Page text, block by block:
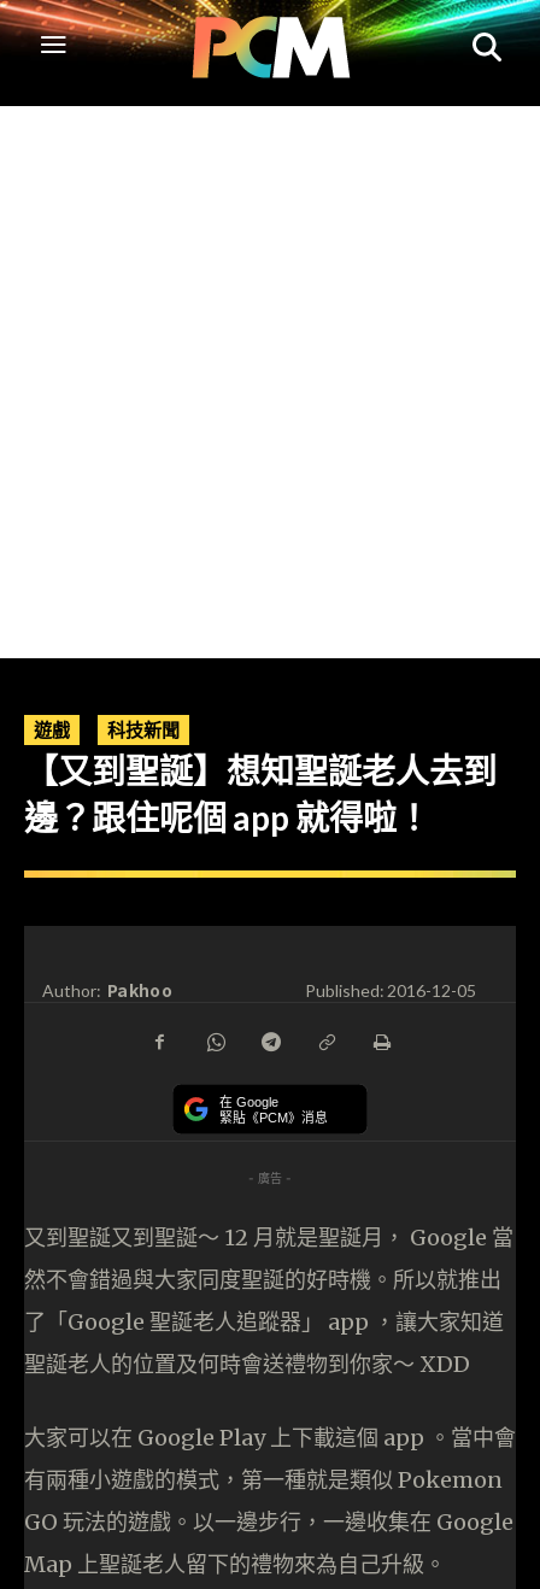
遊戲 科技新聞
【又到聖誕】想知聖誕老人去到
邊？跟住呢個 app 就得啦！
Author: Pakhoo Published:2016-12-05
在 Google
緊貼《PCM》消息
- 廣告 -
又到聖誕又到聖誕～ 12 月就是聖誕月， Google 當
然不會錯過與大家同度聖誕的好時機。所以就推出
了「Google 聖誕老人追蹤器」 app ，讓大家知道
聖誕老人的位置及何時會送禮物到你家～ XDD
大家可以在 Google Play 上下載這個 app 。當中會
有兩種小遊戲的模式，第一種就是類似 Pokemon
GO 玩法的遊戲。以一邊步行，一邊收集在 Google
Map 上聖誕老人留下的禮物來為自己升級。